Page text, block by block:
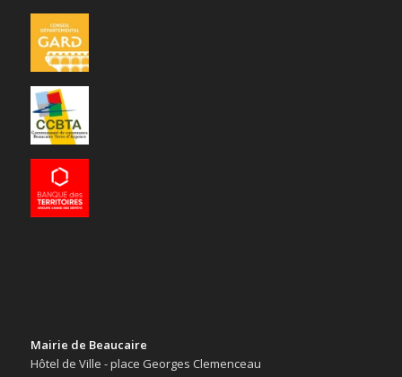
Mairie de Beaucaire
Hôtel de Ville - place Georges Clemenceau